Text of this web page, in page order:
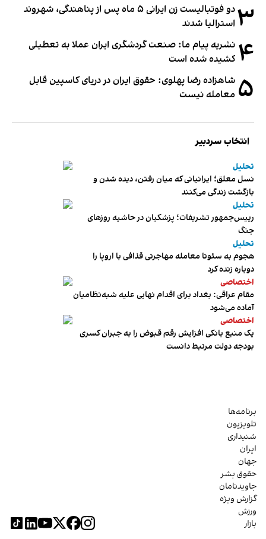
۳
دو فوتبالیست زن ایرانی ۵ ماه پس از پناهندگی، شهروند
استرالیا شدند
۴ نشریه پیام ما: صنعت گردشگری ایران عملا به تعطیلی
کشیده شده است
۵ شاهزاده رضا پهلوی: حقوق ایران در دریای کاسپین قابل
معامله نیست
انتخاب سردبیر
تحلیل
نسل معلق؛ ایرانیانی که میان رفتن، دیده شدن و
بازگشت زندگی می‌کنند
تحلیل
رییس‌جمهور تشریفات؛ پزشکیان در حاشیه روزهای
جنگ
تحلیل
هجوم به سئوتا معامله مهاجرتی قذافی با اروپا را
دوباره زنده کرد
اختصاصی
مقام عراقی: بغداد برای اقدام نهایی علیه شبه‌نظامیان
آماده می‌شود
اختصاصی
یک منبع بانکی افزایش رقم قبوض را به جبران کسری
بودجه دولت مرتبط دانست
برنامه‌ها
تلویزیون
شنیداری
ایران
جهان
حقوق بشر
جاویدنامان
گزارش ویژه
ورزش
بازار